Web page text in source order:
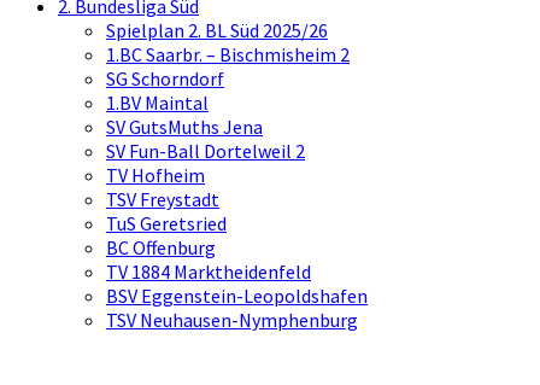
2. Bundesliga Süd
Spielplan 2. BL Süd 2025/26
1.BC Saarbr. – Bischmisheim 2
SG Schorndorf
1.BV Maintal
SV GutsMuths Jena
SV Fun-Ball Dortelweil 2
TV Hofheim
TSV Freystadt
TuS Geretsried
BC Offenburg
TV 1884 Marktheidenfeld
BSV Eggenstein-Leopoldshafen
TSV Neuhausen-Nymphenburg